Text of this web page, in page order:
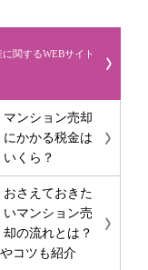
関するWEBサイト
マンション売却
にかかる税金は
いくら？
おさえておきた
いマンション売
却の流れとは？
コツも紹介